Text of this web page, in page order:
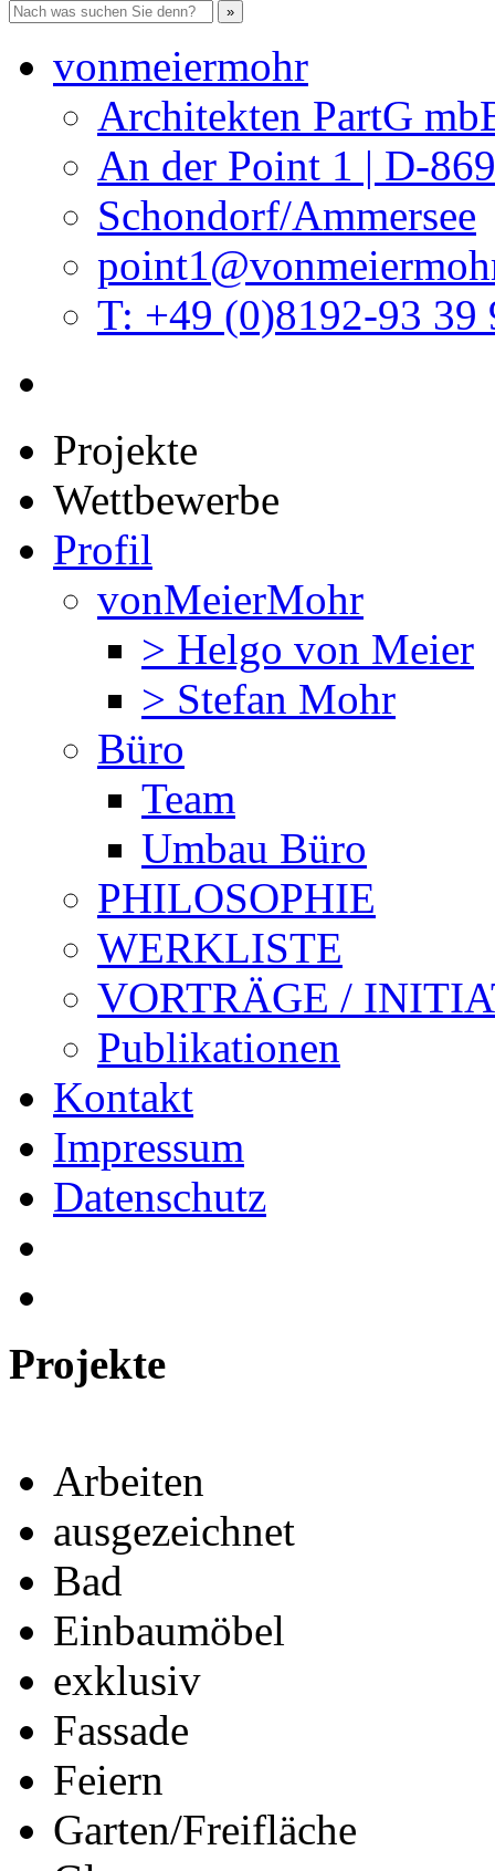
vonmeiermohr
Architekten PartG
An der Point 1 | D-
Schondorf/Ammersee
T: +49 (0)8192-93 39
Projekte
Wettbewerbe
Profil
vonMeierMohr
> Helgo von Meier
> Stefan Mohr
Büro
Team
Umbau Büro
PHILOSOPHIE
WERKLISTE
VORTRÄGE /
Publikationen
Kontakt
Impressum
Datenschutz
Projekte
Arbeiten
ausgezeichnet
Bad
Einbaumöbel
exklusiv
Fassade
Feiern
Garten/Freifläche